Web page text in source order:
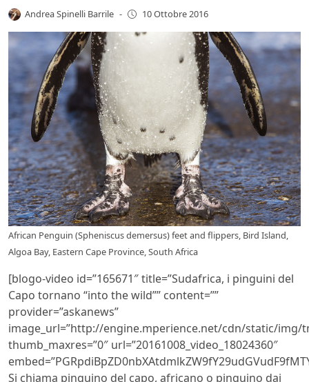
Andrea Spinelli Barrile - 10 Ottobre 2016
African Penguin (Spheniscus demersus) feet and flippers, Bird Island,
Algoa Bay, Eastern Cape Province, South Africa
[blogo-video id=”165671″ title=”Sudafrica, i pinguini del
Capo tornano “into the wild”” content=””
provider=”askanews”
image_url=”http://engine.mperience.net/cdn/static/img/
thumb_maxres=”0″ url=”20161008_video_18024360″
Si chiama pinguino del capo, africano o pinguino dai